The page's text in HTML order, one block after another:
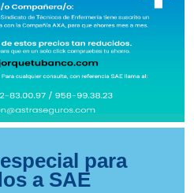
para
a SAE